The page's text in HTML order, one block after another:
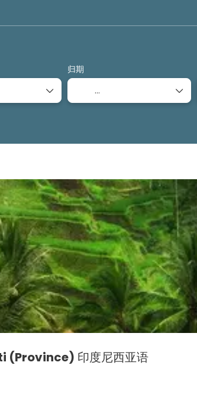
归期
(Province) 印度尼西亚语